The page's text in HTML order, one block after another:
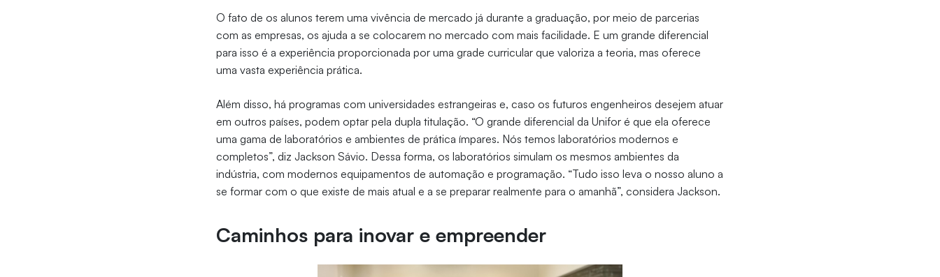
O fato de os alunos terem uma vivência de mercado já durante a graduação, por meio de parcerias
com as empresas, os ajuda a se colocarem no mercado com mais facilidade. E um grande diferencial
para isso é a experiência proporcionada por uma grade curricular que valoriza a teoria, mas oferece
uma vasta experiência prática.
Além disso, há programas com universidades estrangeiras e, caso os futuros engenheiros desejem atuar
em outros países, podem optar pela dupla titulação. “O grande diferencial da Unifor é que ela oferece
uma gama de laboratórios e ambientes de prática ímpares. Nós temos laboratórios modernos e
completos”, diz Jackson Sávio. Dessa forma, os laboratórios simulam os mesmos ambientes da
indústria, com modernos equipamentos de automação e programação. “Tudo isso leva o nosso aluno a
se formar com o que existe de mais atual e a se preparar realmente para o amanhã”, considera Jackson.
Caminhos para inovar e empreender